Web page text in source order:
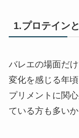
1.プロテイン
バレエの場面だ
変化を感じる年
プリメントに関
ている方も多い